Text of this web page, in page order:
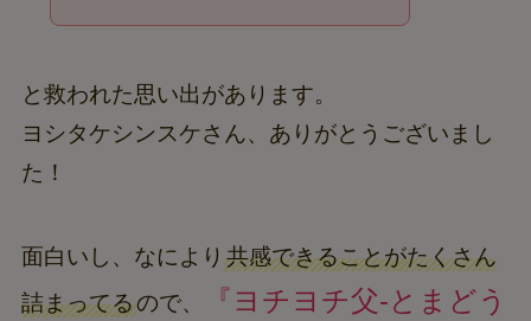
と救われた思い出があります。
ヨシタケシンスケさん、ありがとうございまし
た！
面白いし、なにより 共感できることがたくさん
詰まってるので、
『ヨチヨチ父-とまどう